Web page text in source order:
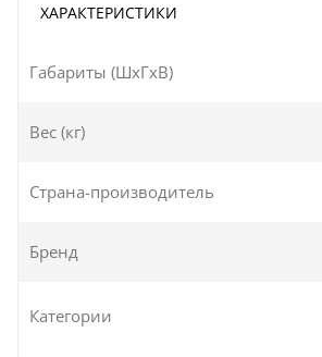
ХАРАКТЕРИСТИКИ
Габариты (ШxГxВ)
Вес (кг)
Страна-производитель
Бренд
Категории